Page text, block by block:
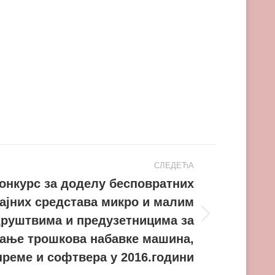
СЛЕДЕЋА
за доделу бесповратних
средстава микро и малим
и предузетницима за
трошкова набавке машина,
и софтвера у 2016.години